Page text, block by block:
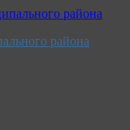
района